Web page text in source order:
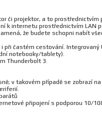
či projektor, a to prostřednictvím
k internetu prostřednictvím
že budete schopni nabít
častém cestování. Integrovaný
notebooky/tablety).
Thunderbolt 3.
v takovém případě se zobrazí
připojení s podporou 10/